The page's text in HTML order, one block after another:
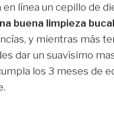
línea un cepillo de
buena limpieza
y mientras más
dar un suavísimo
los 3 meses de